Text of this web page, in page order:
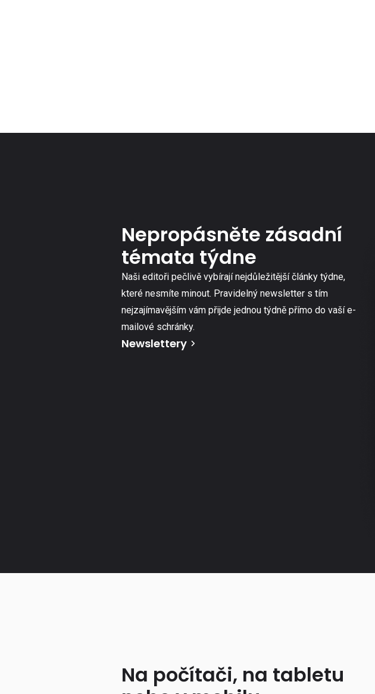
Nepropásněte zásadní
témata týdne
Naši editoři pečlivě vybírají nejdůležitější články týdne,
které nesmíte minout. Pravidelný newsletter s tím
nejzajímavějším vám přijde jednou týdně přímo do vaší e-
mailové schránky.
Newslettery
Na počítači, na tabletu